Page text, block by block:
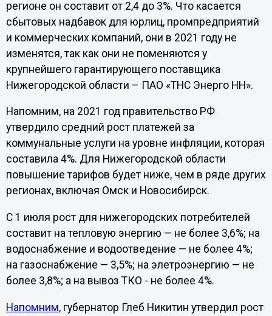
регионе он составит от 2,4 до 3%. Что касается
сбытовых надбавок для юрлиц, промпредприятий
и коммерческих компаний, они в 2021 году не
изменятся, так как они не поменяются у
крупнейшего гарантирующего поставщика
Нижегородской области – ПАО «ТНС Энерго НН».
Напомним, на 2021 год правительство РФ
утвердило средний рост платежей за
коммунальные услуги на уровне инфляции, которая
составила 4%. Для Нижегородской области
повышение тарифов будет ниже, чем в ряде других
регионах, включая Омск и Новосибирск.
С 1 июля рост для нижегородских потребителей
составит на тепловую энергию — не более 3,6%; на
водоснабжение и водоотведение — не более 4%;
на газоснабжение — 3,5%; на элетроэнергию — не
более 3,8%; а на вывоз ТКО - не более 4%.
Напомним, губернатор Глеб Никитин утвердил рост